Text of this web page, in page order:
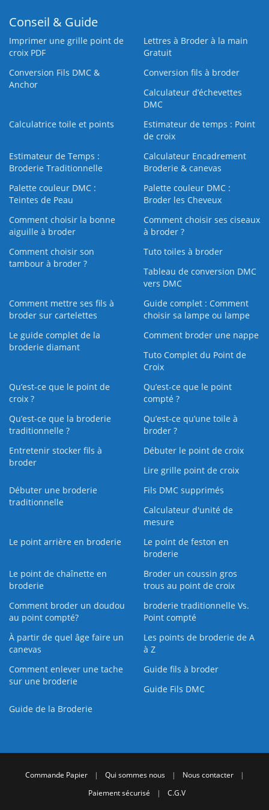
Conseil & Guide
Imprimer une grille point de
croix PDF
Lettres à Broder à la main
Gratuit
Conversion Fils DMC &
Anchor
Conversion fils à broder
Calculateur d’échevettes
DMC
Calculatrice toile et points
Estimateur de temps : Point
de croix
Estimateur de Temps :
Broderie Traditionnelle
Calculateur Encadrement
Broderie & canevas
Palette couleur DMC :
Teintes de Peau
Palette couleur DMC :
Broder les Cheveux
Comment choisir la bonne
aiguille à broder
Comment choisir ses ciseaux
à broder ?
Comment choisir son
tambour à broder ?
Tuto toiles à broder
Tableau de conversion DMC
vers DMC
Comment mettre ses fils à
broder sur cartelettes
Guide complet : Comment
choisir sa lampe ou lampe
Le guide complet de la
broderie diamant
Comment broder une nappe
Tuto Complet du Point de
Croix
Qu’est-ce que le point de
croix ?
Qu’est-ce que le point
compté ?
Qu’est-ce que la broderie
traditionnelle ?
Qu’est‑ce qu’une toile à
broder ?
Entretenir stocker fils à
broder
Débuter le point de croix
Lire grille point de croix
Débuter une broderie
traditionnelle
Fils DMC supprimés
Calculateur d'unité de
mesure
Le point arrière en broderie
Le point de feston en
broderie
Le point de chaînette en
broderie
Broder un coussin gros
trous au point de croix
Comment broder un doudou
au point compté?
broderie traditionnelle Vs.
Point compté
À partir de quel âge faire un
canevas
Les points de broderie de A
à Z
Comment enlever une tache
sur une broderie
Guide fils à broder
Guide Fils DMC
Guide de la Broderie
Commande Papier | Qui sommes nous | Nous contacter
|
Paiement sécurisé
| C.G.V